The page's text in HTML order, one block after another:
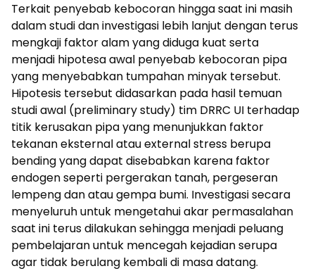
Terkait penyebab kebocoran hingga saat ini masih
dalam studi dan investigasi lebih lanjut dengan terus
mengkaji faktor alam yang diduga kuat serta
menjadi hipotesa awal penyebab kebocoran pipa
yang menyebabkan tumpahan minyak tersebut.
Hipotesis tersebut didasarkan pada hasil temuan
studi awal (preliminary study) tim DRRC UI terhadap
titik kerusakan pipa yang menunjukkan faktor
tekanan eksternal atau external stress berupa
bending yang dapat disebabkan karena faktor
endogen seperti pergerakan tanah, pergeseran
lempeng dan atau gempa bumi. Investigasi secara
menyeluruh untuk mengetahui akar permasalahan
saat ini terus dilakukan sehingga menjadi peluang
pembelajaran untuk mencegah kejadian serupa
agar tidak berulang kembali di masa datang.